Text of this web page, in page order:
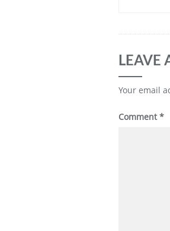
LEAVE
Your email
Comment*